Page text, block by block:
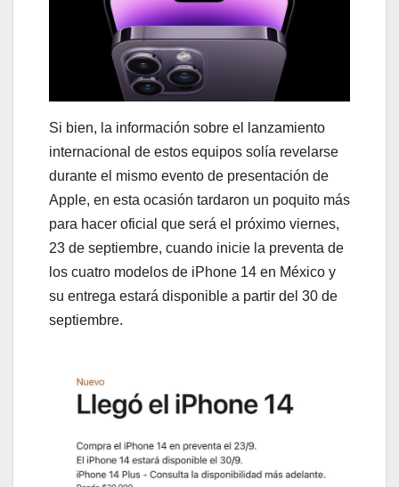
Si bien, la información sobre el lanzamiento
internacional de estos equipos solía revelarse
durante el mismo evento de presentación de
Apple, en esta ocasión tardaron un poquito más
para hacer oficial que será el próximo viernes,
23 de septiembre, cuando inicie la preventa de
los cuatro modelos de iPhone 14 en México y
su entrega estará disponible a partir del 30 de
septiembre.